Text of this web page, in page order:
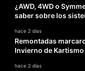
¿AWD, 4WD o
saber sobre los
hace 2 días
Remontadas
Invierno de Kartismo
hace 2 días